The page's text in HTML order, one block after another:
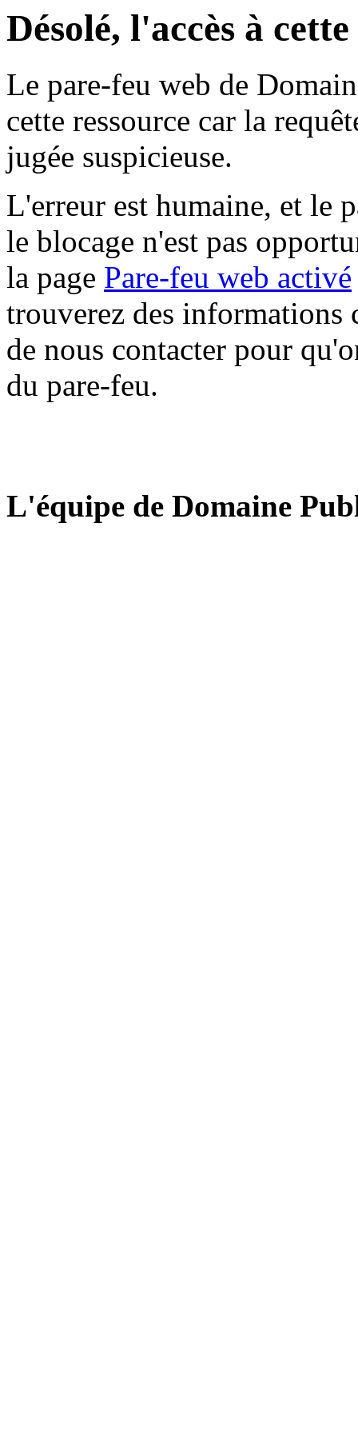
Désolé, l'accès à
Le pare-feu web de
cette ressource car la
jugée suspicieuse.
L'erreur est humaine, et le
le blocage n'est pas
la page Pare-feu web activé
trouverez des informations
de nous contacter pour
du pare-feu.
L'équipe de Domaine